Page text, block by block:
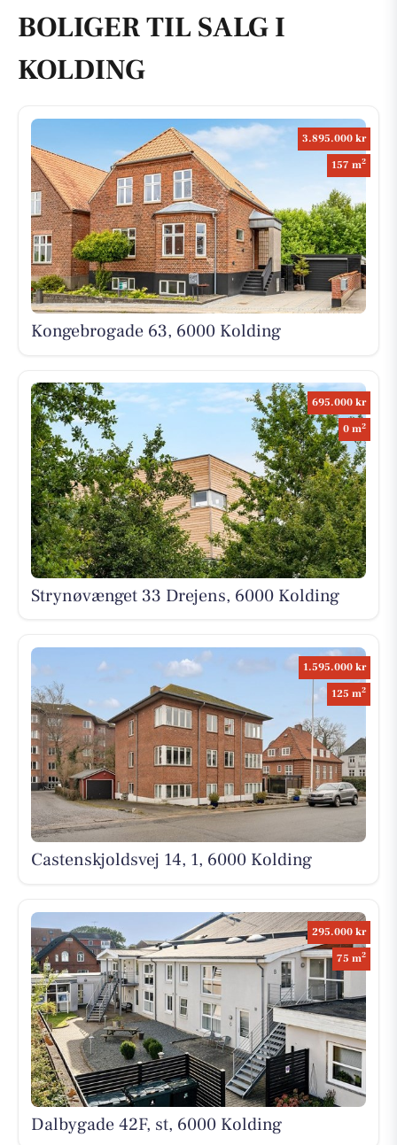
BOLIGER TIL SALG I
KOLDING
3.895.000 kr
157 m2
Kongebrogade 63, 6000 Kolding
695.000 kr
0 m2
Strynøvænget 33 Drejens, 6000 Kolding
1.595.000 kr
125 m2
Castenskjoldsvej 14, 1, 6000 Kolding
295.000 kr
75 m2
Dalbygade 42F, st, 6000 Kolding